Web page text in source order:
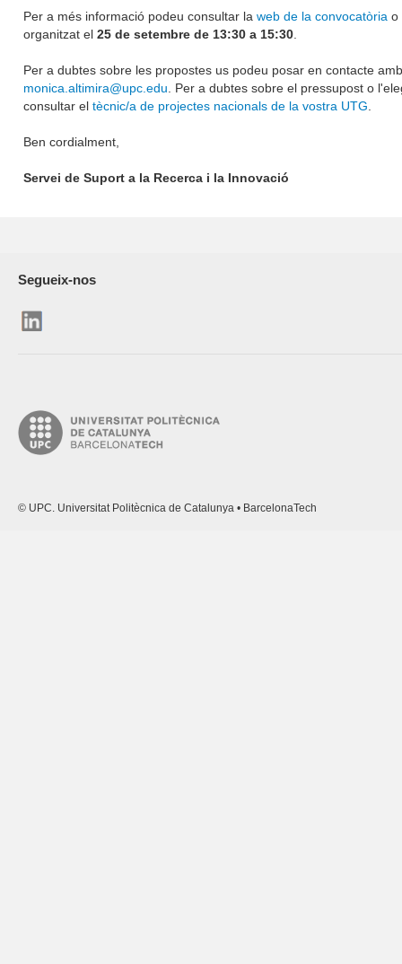
Per a més informació podeu consultar la web de la convocatòria o
organitzat el 25 de setembre de 13:30 a 15:30.
Per a dubtes sobre les propostes us podeu posar en contacte amb
monica.altimira@upc.edu . Per a dubtes sobre el pressupost o
consultar el tècnic/a de projectes nacionals de la vostra UTG
Ben cordialment,
Servei de Suport a la Recerca i la Innovació
Segueix-nos
© UPC. Universitat Politècnica de Catalunya • BarcelonaTech